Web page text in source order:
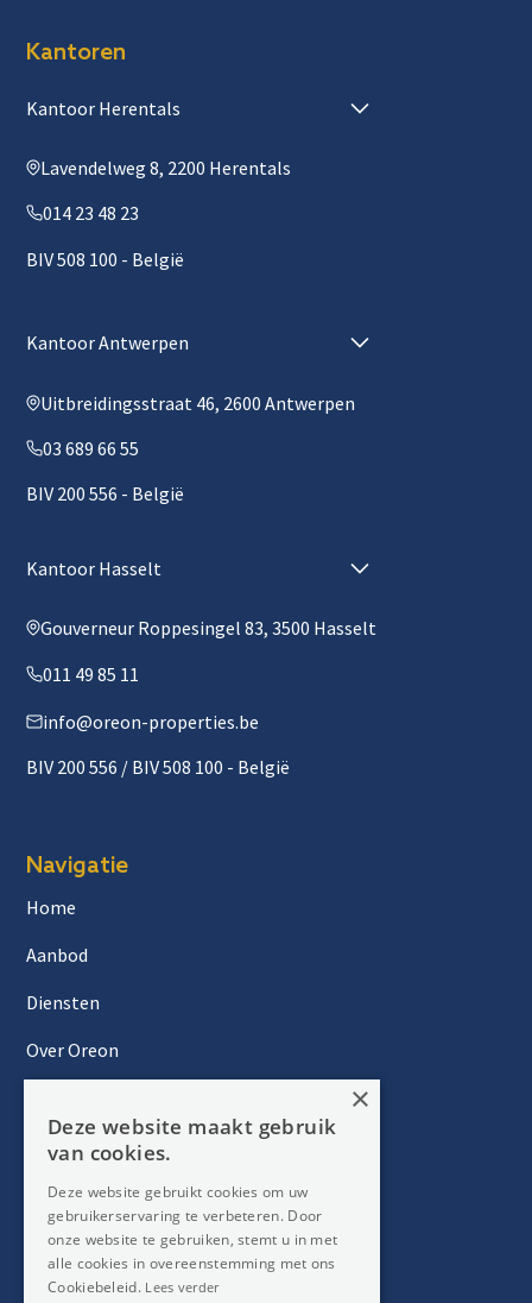
Kantoren
Kantoor Herentals
Lavendelweg 8, 2200 Herentals
014 23 48 23
BIV 508 100 - België
Kantoor Antwerpen
Uitbreidingsstraat 46, 2600 Antwerpen
03 689 66 55
BIV 200 556 - België
Kantoor Hasselt
Gouverneur Roppesingel 83, 3500 Hasselt
011 49 85 11
info@oreon-properties.be
BIV 200 556 / BIV 508 100 - België
Navigatie
Home
Aanbod
Diensten
Over Oreon
Contact
Nieuwsbrief
×
Deze website maakt gebruik
van cookies.
Deze website gebruikt cookies om uw
gebruikerservaring te verbeteren. Door
onze website te gebruiken, stemt u in met
alle cookies in overeenstemming met ons
Cookiebeleid. Lees verder